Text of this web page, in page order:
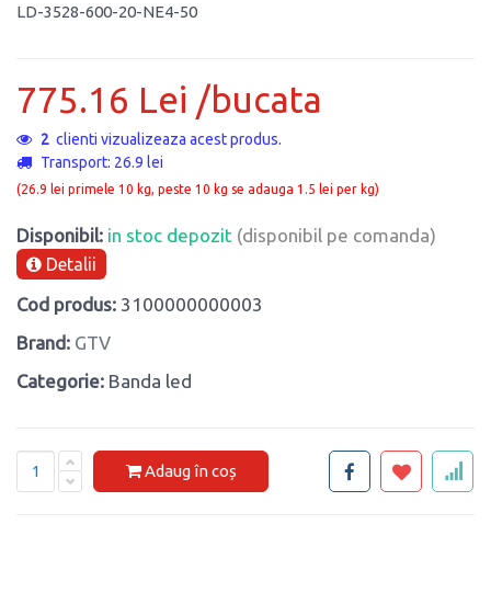
LD-3528-600-20-NE4-50
775.16 Lei /bucata
2 clienti vizualizeaza acest produs.
Transport: 26.9 lei
(26.9 lei primele 10 kg, peste 10 kg se adauga 1.5 lei per kg)
Disponibil: in stoc depozit (disponibil pe comanda)
Detalii
Cod produs: 3100000000003
Brand: GTV
Categorie: Banda led
Adaug în coș